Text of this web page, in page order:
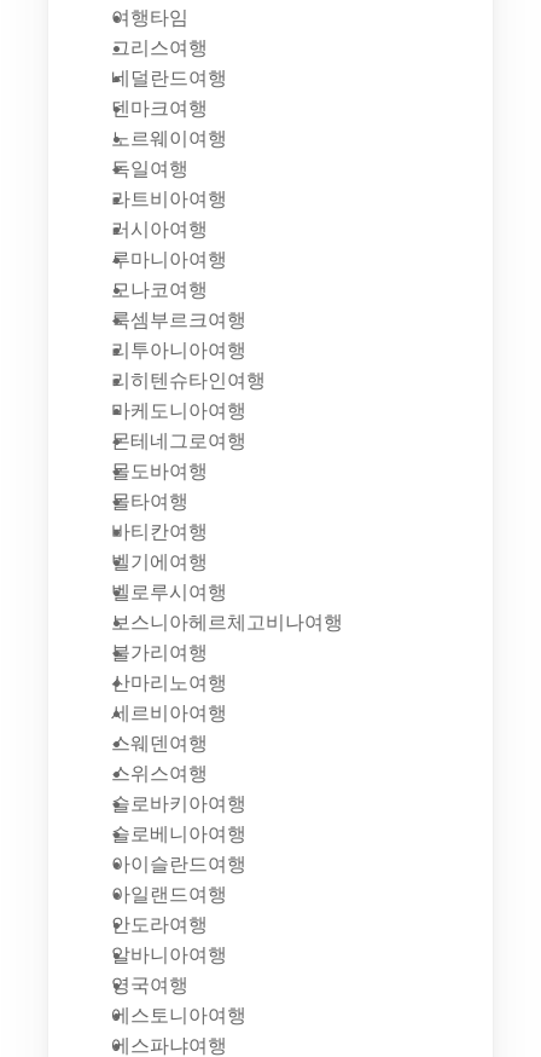
여행타임
그리스여행
네덜란드여행
덴마크여행
노르웨이여행
독일여행
라트비아여행
러시아여행
루마니아여행
모나코여행
룩셈부르크여행
리투아니아여행
리히텐슈타인여행
마케도니아여행
몬테네그로여행
몰도바여행
몰타여행
바티칸여행
벨기에여행
벨로루시여행
보스니아헤르체고비나여행
불가리여행
산마리노여행
세르비아여행
스웨덴여행
스위스여행
슬로바키아여행
슬로베니아여행
아이슬란드여행
아일랜드여행
안도라여행
알바니아여행
영국여행
에스토니아여행
에스파냐여행